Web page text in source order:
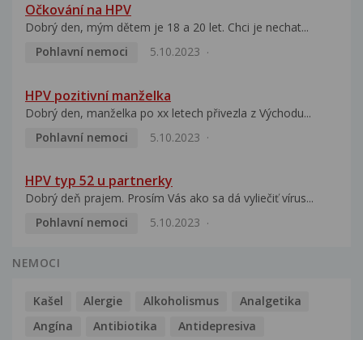
Očkování na HPV
Dobrý den, mým dětem je 18 a 20 let. Chci je nechat...
Pohlavní nemoci
5.10.2023
HPV pozitivní manželka
Dobrý den, manželka po xx letech přivezla z Východu...
Pohlavní nemoci
5.10.2023
HPV typ 52 u partnerky
Dobrý deň prajem. Prosím Vás ako sa dá vyliečiť vírus...
Pohlavní nemoci
5.10.2023
NEMOCI
Kašel Alergie Alkoholismus
Analgetika
Angína
Antibiotika
Antidepresiva